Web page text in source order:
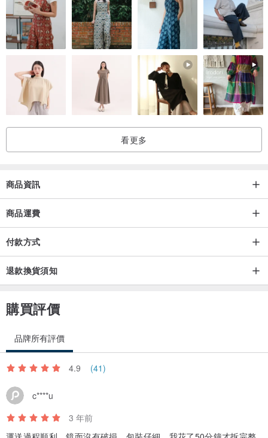
______________________________________________
我非常重視顧客的意見，因此我始終會準確描述商品狀況，並在發貨
前與您溝通細節。
我保證您收到的商品狀態最佳（並提供退款保證）。
如果您有任何疑問或需要更多商品照片，請隨時與我聯繫。
也許您更喜歡透過視訊通話查看商品？請告訴我！我會打電話給您並
看更多
商品資訊
商品運費
付款方式
退款換貨須知
購買評價
品牌所有評價
4.9 (41)
c****u
3 年前